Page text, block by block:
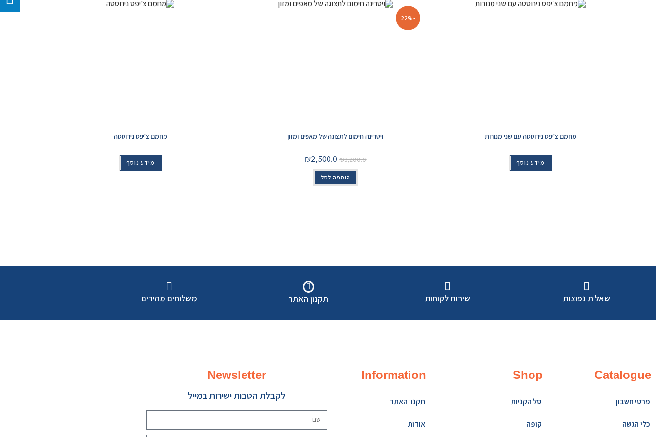
מחמם צ'יפס נירוסטה
מידע נוסף
-22%
ויטרינה חימום לתצוגה של מאפים ומזון
₪3,200.0
₪2,500.0
הוספה לסל
מחמם צ'יפס נירוסטה עם שני מנורות
מידע נוסף
שאלות נפוצות שירות לקוחות תקנון האתר משלוחים מהירים
Catalogue
פרטי חשבון
כלי הגשה
Shop
סל הקניות
קופה
Information
תקנון האתר
אודות
Newsletter
לקבלת הטבות ישירות במייל